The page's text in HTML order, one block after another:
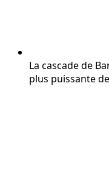
La cascade de
plus puissante